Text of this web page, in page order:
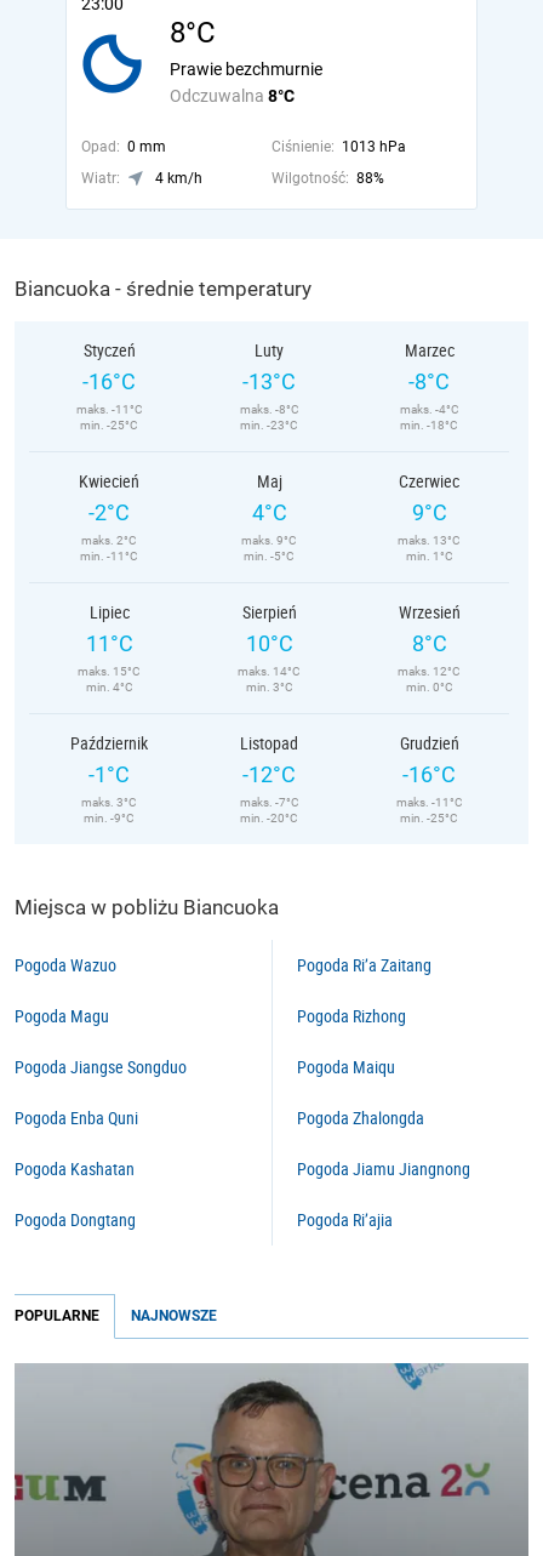
8°C
Odczuwalna 8°C
Prawie bezchmurnie
Opad: 0 mm Ciśnienie: 1013 hPa
Wiatr:
4 km/h Wilgotność: 88%
Biancuoka - średnie temperatury
Styczeń
-16°C
maks. -11°C
min. -25°C
Luty
-13°C
maks. -8°C
min. -23°C
Marzec
-8°C
maks. -4°C
min. -18°C
Kwiecień
-2°C
maks. 2°C
min. -11°C
Maj
4°C
maks. 9°C
min. -5°C
Czerwiec
9°C
maks. 13°C
min. 1°C
Lipiec
11°C
maks. 15°C
min. 4°C
Sierpień
10°C
maks. 14°C
min. 3°C
Wrzesień
8°C
maks. 12°C
min. 0°C
Październik
-1°C
maks. 3°C
min. -9°C
Listopad
-12°C
maks. -7°C
min. -20°C
Grudzień
-16°C
maks. -11°C
min. -25°C
Miejsca w pobliżu Biancuoka
Pogoda Wazuo
Pogoda Magu
Pogoda Jiangse Songduo
Pogoda Enba Quni
Pogoda Kashatan
Pogoda Dongtang
Pogoda Ri’a Zaitang
Pogoda Rizhong
Pogoda Maiqu
Pogoda Zhalongda
Pogoda Jiamu Jiangnong
Pogoda Ri’ajia
POPULARNE NAJNOWSZE